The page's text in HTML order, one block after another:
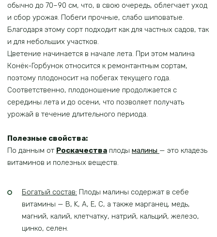
обычно до 70–90 см, что, в свою очередь, облегчает уход
и сбор урожая. Побеги прочные, слабо шиповатые.
Благодаря этому сорт подходит как для частных садов, так
и для небольших участков.
Цветение начинается в начале лета. При этом малина
Конёк-Горбунок относится к ремонтантным сортам,
поэтому плодоносит на побегах текущего года.
Соответственно, плодоношение продолжается с
середины лета и до осени, что позволяет получать
урожай в течение длительного периода.
Полезные свойства:
По данным от Роскачества плоды малины — это кладезь
витаминов и полезных веществ.
Богатый состав: Плоды малины содержат в себе
витамины — B, K, A, E, C, а также марганец, медь,
магний, калий, клетчатку, натрий, кальций, железо,
цинко, селен.